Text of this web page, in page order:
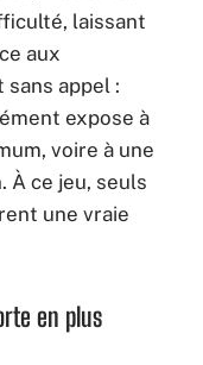
laissant
aux
appel :
expose à
voire à une
À ce jeu, seuls
une vraie
en plus